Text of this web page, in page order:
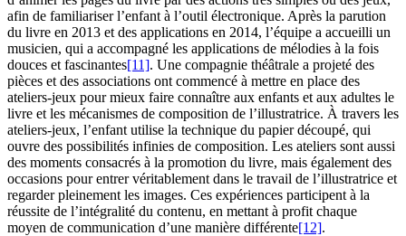
afin de familiariser l’enfant à l’outil électronique. Après la parution
du livre en 2013 et des applications en 2014, l’équipe a accueilli un
musicien, qui a accompagné les applications de mélodies à la fois
douces et fascinantes[11]. Une compagnie théâtrale a projeté des
pièces et des associations ont commencé à mettre en place des
ateliers-jeux pour mieux faire connaître aux enfants et aux adultes le
livre et les mécanismes de composition de l’illustratrice. À travers les
ateliers-jeux, l’enfant utilise la technique du papier découpé, qui
ouvre des possibilités infinies de composition. Les ateliers sont aussi
des moments consacrés à la promotion du livre, mais également des
occasions pour entrer véritablement dans le travail de l’illustratrice et
regarder pleinement les images. Ces expériences participent à la
réussite de l’intégralité du contenu, en mettant à profit chaque
moyen de communication d’une manière différente[12].